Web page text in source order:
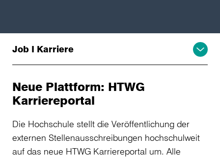
Job I Karriere
Neue Plattform: HTWG
Karriereportal
Die Hochschule stellt die Veröffentlichung der
externen Stellenausschreibungen hochschulweit
auf das neue HTWG Karriereportal um. Alle